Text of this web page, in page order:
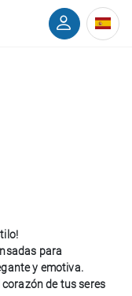
para
y emotiva.
de tus seres